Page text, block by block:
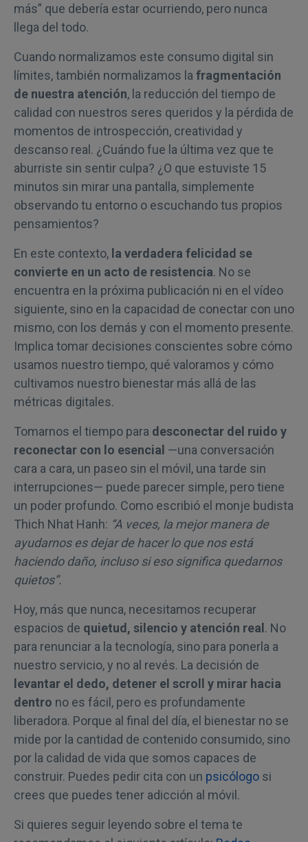
más” que debería estar ocurriendo, pero nunca
llega del todo.
Cuando normalizamos este consumo digital sin
límites, también normalizamos la fragmentación
de nuestra atención, la reducción del tiempo de
calidad con nuestros seres queridos y la pérdida de
momentos de introspección, creatividad y
descanso real. ¿Cuándo fue la última vez que te
aburriste sin sentir culpa? ¿O que estuviste 15
minutos sin mirar una pantalla, simplemente
observando tu entorno o escuchando tus propios
pensamientos?
En este contexto, la verdadera felicidad se
convierte en un acto de resistencia. No se
encuentra en la próxima publicación ni en el vídeo
siguiente, sino en la capacidad de conectar con uno
mismo, con los demás y con el momento presente.
Implica tomar decisiones conscientes sobre cómo
usamos nuestro tiempo, qué valoramos y cómo
cultivamos nuestro bienestar más allá de las
métricas digitales.
Tomarnos el tiempo para desconectar del ruido y
reconectar con lo esencial —una conversación
cara a cara, un paseo sin el móvil, una tarde sin
interrupciones— puede parecer simple, pero tiene
un poder profundo. Como escribió el monje budista
Thich Nhat Hanh: “A veces, la mejor manera de
ayudarnos es dejar de hacer lo que nos está
haciendo daño, incluso si eso significa quedarnos
quietos”.
Hoy, más que nunca, necesitamos recuperar
espacios de quietud, silencio y atención real. No
para renunciar a la tecnología, sino para ponerla a
nuestro servicio, y no al revés. La decisión de
levantar el dedo, detener el scroll y mirar hacia
dentro no es fácil, pero es profundamente
liberadora. Porque al final del día, el bienestar no se
mide por la cantidad de contenido consumido, sino
por la calidad de vida que somos capaces de
construir. Puedes pedir cita con un psicólogo si
crees que puedes tener adicción al móvil.
Si quieres seguir leyendo sobre el tema te